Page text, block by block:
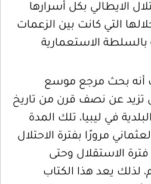
الايطالي بكل أسرارها
التي كانت بين الزعمات
بالسلطة الاستعمارية
أنه بحث مرجع موسع
تزيد عن نصف قرن من تاريخ
في ليبيا، تلك المدة
مرورًا بفترة الاحتلال
فترة الاستقلال وحتى
عام 2014 م، لذلك يعد هذا الكتاب